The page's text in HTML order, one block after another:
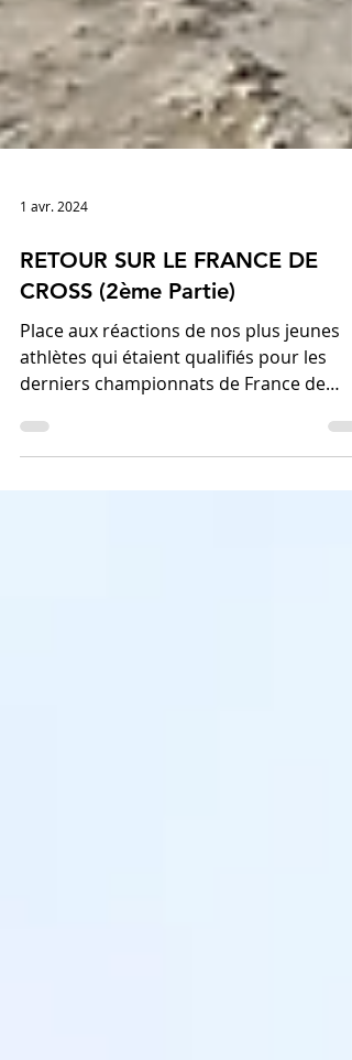
1 avr. 2024
CROSS (2ème Partie)
Place aux réactions de nos plus jeunes
derniers championnats de France de
cross à CAP'DECOUVERTE...